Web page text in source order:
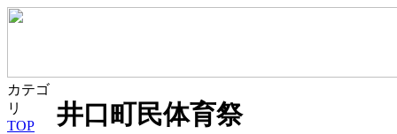
カテゴ
リ
TOP
井口町民体育祭